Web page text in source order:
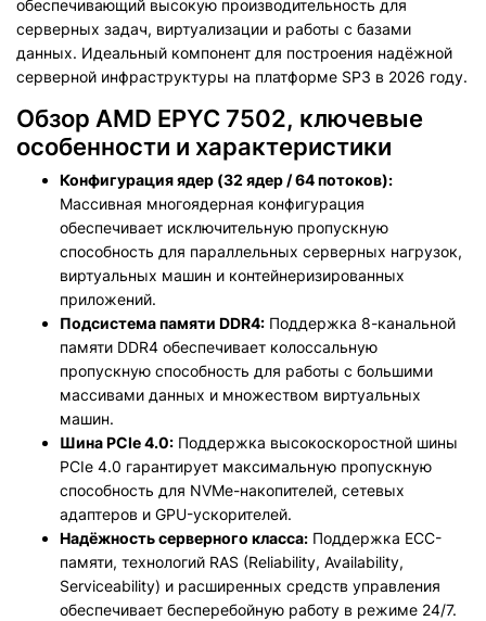
обеспечивающий высокую производительность для
серверных задач, виртуализации и работы с базами
данных. Идеальный компонент для построения надёжной
серверной инфраструктуры на платформе SP3 в 2026 году.
Обзор AMD EPYC 7502, ключевые
особенности и характеристики
Конфигурация ядер (32 ядер / 64 потоков):
Массивная многоядерная конфигурация
обеспечивает исключительную пропускную
способность для параллельных серверных нагрузок,
виртуальных машин и контейнеризированных
приложений.
Подсистема памяти DDR4: Поддержка 8-канальной
памяти DDR4 обеспечивает колоссальную
пропускную способность для работы с большими
массивами данных и множеством виртуальных
машин.
Шина PCIe 4.0: Поддержка высокоскоростной шины
PCIe 4.0 гарантирует максимальную пропускную
способность для NVMe-накопителей, сетевых
адаптеров и GPU-ускорителей.
Надёжность серверного класса: Поддержка ECC-
памяти, технологий RAS (Reliability, Availability,
Serviceability) и расширенных средств управления
обеспечивает бесперебойную работу в режиме 24/7.